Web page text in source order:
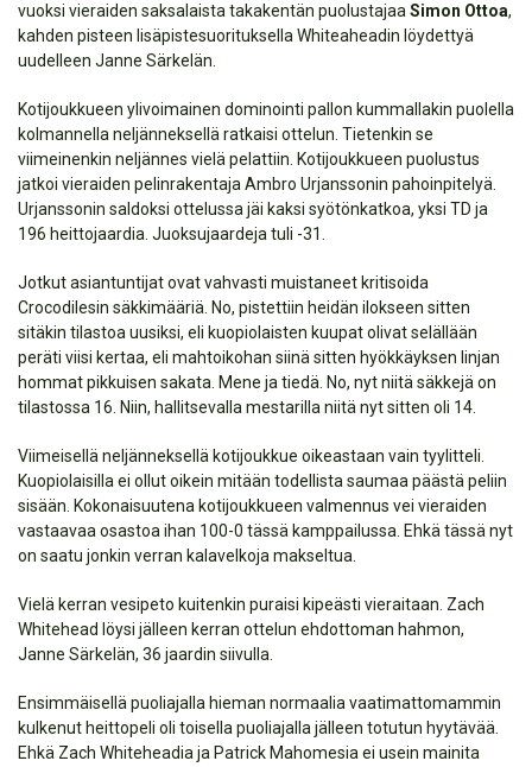
vuoksi vieraiden saksalaista takakentän puolustajaa Simon Ottoa,
kahden pisteen lisäpistesuorituksella Whiteaheadin löydettyä
uudelleen Janne Särkelän.
Kotijoukkueen ylivoimainen dominointi pallon kummallakin puolella
kolmannella neljänneksellä ratkaisi ottelun. Tietenkin se
viimeinenkin neljännes vielä pelattiin. Kotijoukkueen puolustus
jatkoi vieraiden pelinrakentaja Ambro Urjanssonin pahoinpitelyä.
Urjanssonin saldoksi ottelussa jäi kaksi syötönkatkoa, yksi TD ja
196 heittojaardia. Juoksujaardeja tuli -31.
Jotkut asiantuntijat ovat vahvasti muistaneet kritisoida
Crocodilesin säkkimääriä. No, pistettiin heidän ilokseen sitten
sitäkin tilastoa uusiksi, eli kuopiolaisten kuupat olivat selällään
peräti viisi kertaa, eli mahtoikohan siinä sitten hyökkäyksen linjan
hommat pikkuisen sakata. Mene ja tiedä. No, nyt niitä säkkejä on
tilastossa 16. Niin, hallitsevalla mestarilla niitä nyt sitten oli 14.
Viimeisellä neljänneksellä kotijoukkue oikeastaan vain tyylitteli.
Kuopiolaisilla ei ollut oikein mitään todellista saumaa päästä peliin
sisään. Kokonaisuutena kotijoukkueen valmennus vei vieraiden
vastaavaa osastoa ihan 100-0 tässä kamppailussa. Ehkä tässä nyt
on saatu jonkin verran kalavelkoja makseltua.
Vielä kerran vesipeto kuitenkin puraisi kipeästi vieraitaan. Zach
Whitehead löysi jälleen kerran ottelun ehdottoman hahmon,
Janne Särkelän, 36 jaardin siivulla.
Ensimmäisellä puoliajalla hieman normaalia vaatimattomammin
kulkenut heittopeli oli toisella puoliajalla jälleen totutun hyytävää.
Ehkä Zach Whiteheadia ja Patrick Mahomesia ei usein mainita